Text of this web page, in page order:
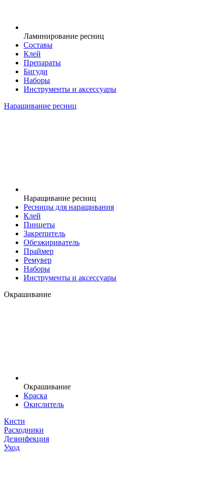
Ламинирование ресниц
Составы
Клей
Препараты
Бигуди
Наборы
Инструменты и аксессуары
Наращивание ресниц
Наращивание ресниц
Ресницы для наращивания
Клей
Пинцеты
Закрепитель
Обезжириватель
Праймер
Ремувер
Наборы
Инструменты и аксессуары
Окрашивание
Окрашивание
Краска
Окислитель
Кисти
Расходники
Дезинфекция
Уход